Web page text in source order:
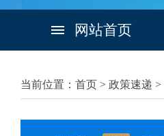
网站首页
当前位置：首页 > 政策速递 >